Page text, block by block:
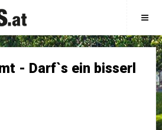
- Darf`s ein bisserl